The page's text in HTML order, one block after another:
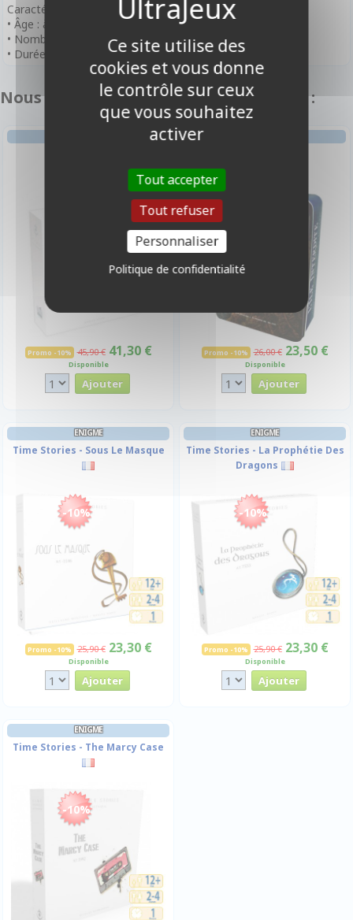
Caractéristiques :
• Âge : à partir de 12 ans
• Nombre de joueurs : de 1 à 6 joueurs
• Durée de partie : environ 90 minutes
Nous vous recommandons également :
Promo -10% 45,90 € 41,30 €
Disponible
Promo -10% 26,00 € 23,50 €
Disponible
ENIGME
Time Stories - Sous Le Masque
-10%
Promo -10% 25,90 € 23,30 €
Disponible
ENIGME
Time Stories - La Prophétie Des
Dragons
-10%
Promo -10% 25,90 € 23,30 €
Disponible
ENIGME
Time Stories - The Marcy Case
-10%
Ce site utilise des
cookies et vous donne
le contrôle sur ceux
que vous souhaitez
activer
Tout accepter
Tout refuser
Personnaliser
Politique de confidentialité